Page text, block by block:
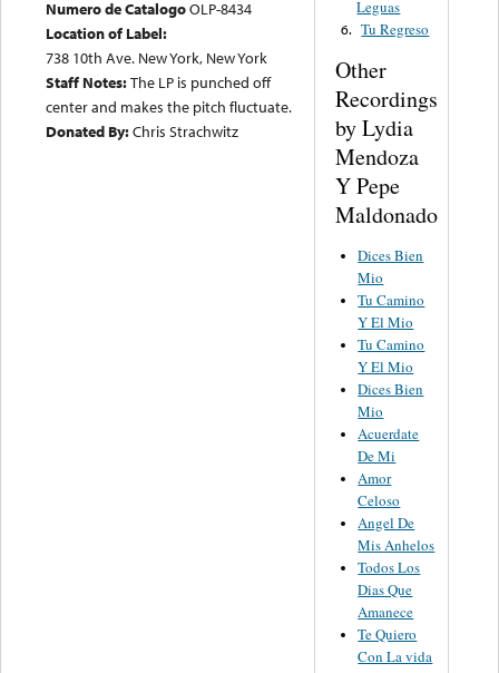
Numero de CatalogoOLP-8434
Location of Label:
738 10th Ave. New York, New York
Staff Notes:The LP is punched off
center and makes the pitch fluctuate.
Donated By:Chris Strachwitz
Leguas
6. Tu Regreso
Other
Recordings
by Lydia
Mendoza
Y Pepe
Maldonado
Dices Bien
Mio
Tu Camino
Y El Mio
Tu Camino
Y El Mio
Dices Bien
Mio
Acuerdate
De Mi
Amor
Celoso
Angel De
Mis Anhelos
Todos Los
Dias Que
Amanece
Te Quiero
Con La vida